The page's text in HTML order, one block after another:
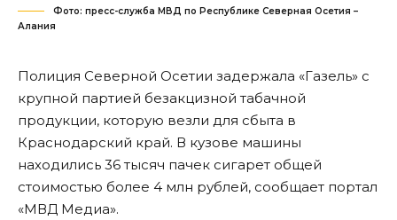
Фото: пресс-служба МВД по Республике Северная Осетия –
Алания
Полиция Северной Осетии задержала «Газель» с
крупной партией безакцизной табачной
продукции, которую везли для сбыта в
Краснодарский край. В кузове машины
находились 36 тысяч пачек сигарет общей
стоимостью более 4 млн рублей, сообщает портал
«МВД Медиа».